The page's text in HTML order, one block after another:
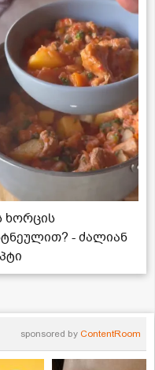
- ძალიან
sponsored by ContentRoom